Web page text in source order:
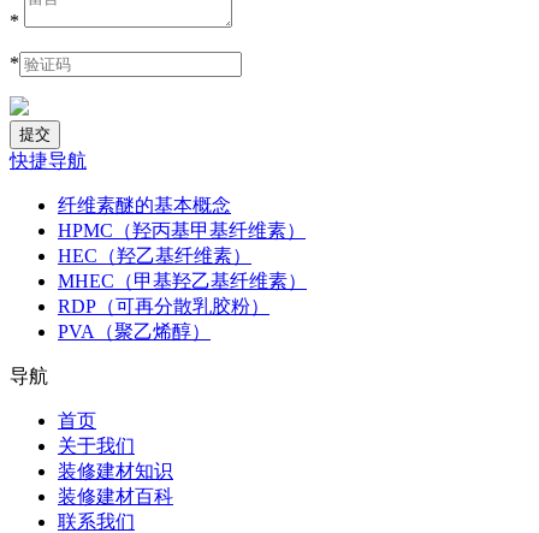
*
*
快捷导航
纤维素醚的基本概念
HPMC（羟丙基甲基纤维素）
HEC（羟乙基纤维素）
MHEC（甲基羟乙基纤维素）
RDP（可再分散乳胶粉）
PVA（聚乙烯醇）
导航
首页
关于我们
装修建材知识
装修建材百科
联系我们